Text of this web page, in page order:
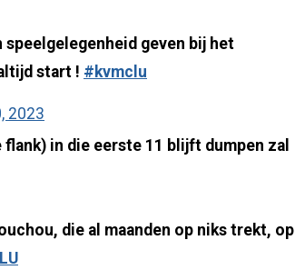
geven bij het
start ! #kvmclu
2023
in die eerste 11 blijft dumpen zal
die al maanden op niks trekt, op